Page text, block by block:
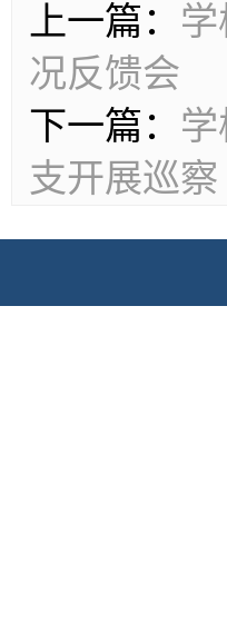
上一篇：
况反馈会
下一篇：
支开展巡察